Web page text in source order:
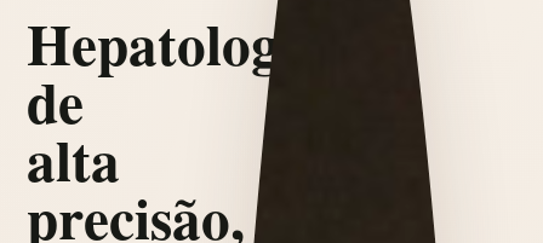
Hepatologia
de
alta
precisão,